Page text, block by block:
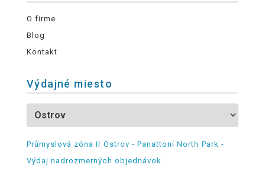
O firme
Blog
Kontakt
Výdajné miesto
Průmyslová zóna II Ostrov - Panattoni North Park -
Výdaj nadrozmerných objednávok